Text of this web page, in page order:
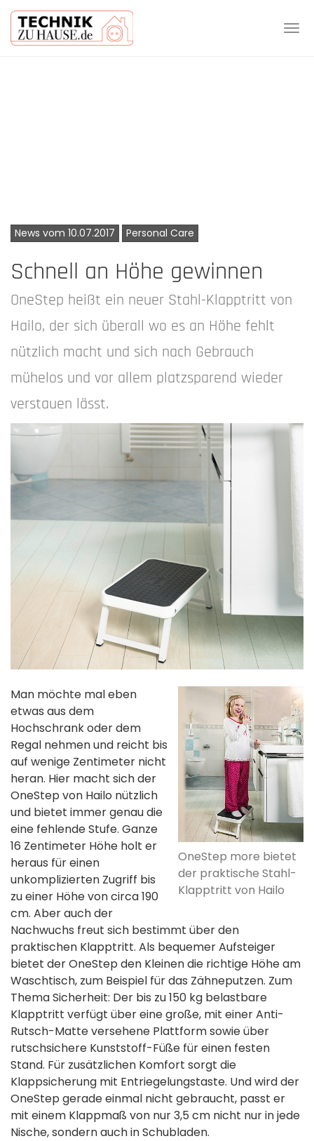
News vom 10.07.2017 Personal Care
Schnell an Höhe gewinnen
OneStep heißt ein neuer Stahl-Klapptritt von
Hailo, der sich überall wo es an Höhe fehlt
nützlich macht und sich nach Gebrauch
mühelos und vor allem platzsparend wieder
verstauen lässt.
OneStep more bietet
der praktische Stahl-
Klapptritt von Hailo
Man möchte mal eben
etwas aus dem
Hochschrank oder dem
Regal nehmen und reicht bis
auf wenige Zentimeter nicht
heran. Hier macht sich der
OneStep von Hailo nützlich
und bietet immer genau die
eine fehlende Stufe. Ganze
16 Zentimeter Höhe holt er
heraus für einen
unkomplizierten Zugriff bis
zu einer Höhe von circa 190
cm. Aber auch der
Nachwuchs freut sich bestimmt über den
praktischen Klapptritt. Als bequemer Aufsteiger
bietet der OneStep den Kleinen die richtige Höhe am
Waschtisch, zum Beispiel für das Zähneputzen. Zum
Thema Sicherheit: Der bis zu 150 kg belastbare
Klapptritt verfügt über eine große, mit einer Anti-
Rutsch-Matte versehene Plattform sowie über
rutschsichere Kunststoff-Füße für einen festen
Stand. Für zusätzlichen Komfort sorgt die
Klappsicherung mit Entriegelungstaste. Und wird der
OneStep gerade einmal nicht gebraucht, passt er
mit einem Klappmaß von nur 3,5 cm nicht nur in jede
Nische, sondern auch in Schubladen.